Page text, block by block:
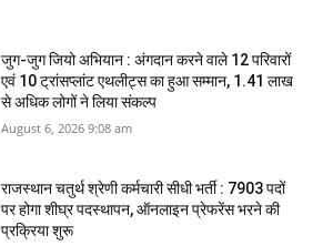
जुग-जुग जियो अभियान : अंगदान करने वाले 12 परिवारों
एवं 10 ट्रांसप्लांट एथलीट्स का हुआ सम्मान, 1.41 लाख
से अधिक लोगों ने लिया संकल्प
August 6, 2026 9:08 am
राजस्थान चतुर्थ श्रेणी कर्मचारी सीधी भर्ती : 7903 पदों
पर होगा शीघ्र पदस्थापन, ऑनलाइन प्रेफरेंस भरने की
प्रक्रिया शुरू